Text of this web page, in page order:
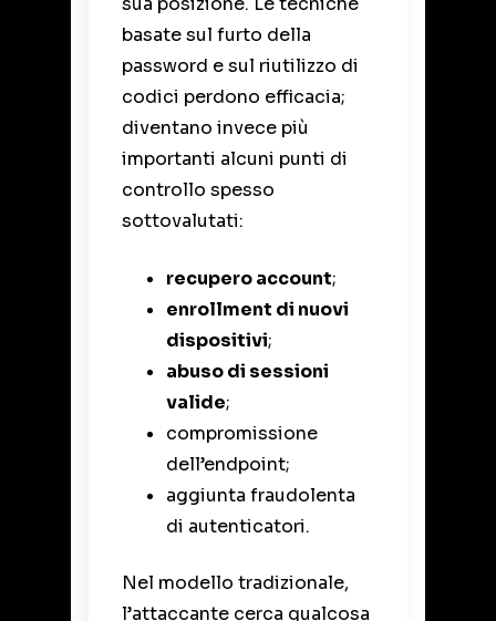
basate sul furto della
password e sul riutilizzo di
codici perdono efficacia;
diventano invece più
importanti alcuni punti di
controllo spesso
sottovalutati:
recupero account;
enrollment di nuovi
dispositivi;
abuso di sessioni
valide;
compromissione
dell’endpoint;
aggiunta fraudolenta
di autenticatori.
Nel modello tradizionale,
l’attaccante cerca qualcosa